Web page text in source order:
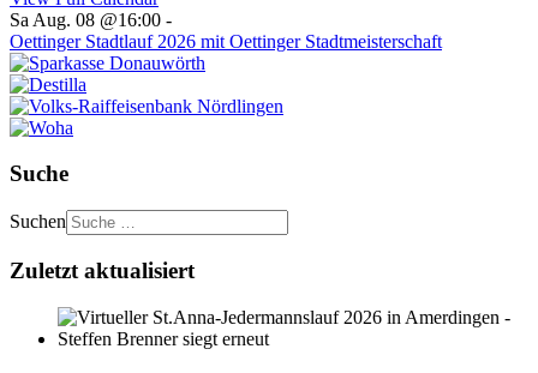
Sa Aug. 08 @16:00 -
Oettinger Stadtlauf 2026 mit Oettinger Stadtmeisterschaft
Suche
Suchen
Zuletzt aktualisiert